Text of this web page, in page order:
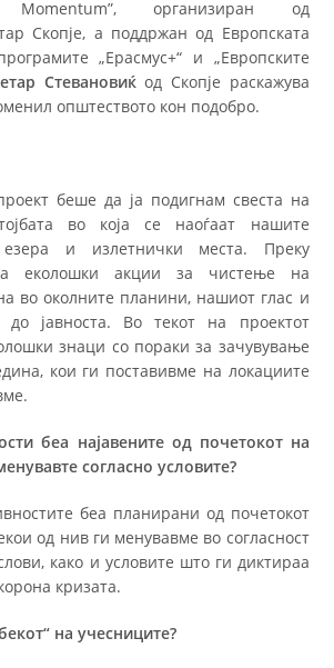
Momentum”, организиран од
Скопје, а поддржан од Европската
„Ерасмус+“ и „Европските
Стевановиќод Скопје раскажува
општеството кон подобро.
беше да ја подигнам свеста на
во која се наоѓаат нашите
и излетнички места. Преку
еколошки акции за чистење на
во околните планини, нашиот глас и
до јавноста. Во текот на проектот
знаци со пораки за зачувување
кои ги поставивме на локациите
беа најавените од почетокот на
согласно условите?
беа планирани од почетокот
од нив ги менувавме во согласност
како и условите што ги диктираа
кризата.
на учесниците?